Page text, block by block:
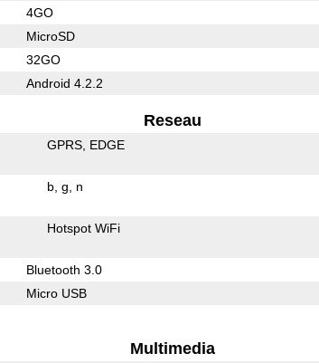
4GO
MicroSD
32GO
Android 4.2.2
Reseau
GPRS EDGE
b g n
Hotspot WiFi
Bluetooth 3.0
Micro USB
Multimedia